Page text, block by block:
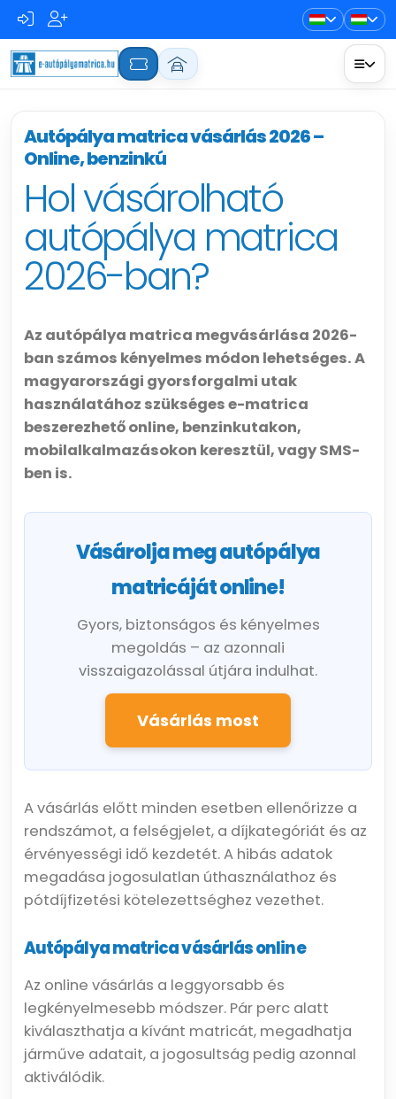
Autópálya matrica vásárlás 2026 –
Online, benzinkú
Hol vásárolható
autópálya matrica
2026-ban?
Az autópálya matrica megvásárlása 2026-
ban számos kényelmes módon lehetséges. A
magyarországi gyorsforgalmi utak
használatához szükséges e-matrica
beszerezhető online, benzinkutakon,
mobilalkalmazásokon keresztül, vagy SMS-
ben is.
Vásárolja meg autópálya
matricáját online!
Gyors, biztonságos és kényelmes
megoldás – az azonnali
visszaigazolással útjára indulhat.
Vásárlás most
A vásárlás előtt minden esetben ellenőrizze a
rendszámot, a felségjelet, a díjkategóriát és az
érvényességi idő kezdetét. A hibás adatok
megadása jogosulatlan úthasználathoz és
pótdíjfizetési kötelezettséghez vezethet.
Autópálya matrica vásárlás online
Az online vásárlás a leggyorsabb és
legkényelmesebb módszer. Pár perc alatt
kiválaszthatja a kívánt matricát, megadhatja
járműve adatait, a jogosultság pedig azonnal
aktiválódik.